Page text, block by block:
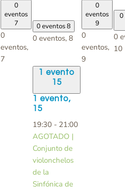
0
eventos
7
0
eventos,
7
0 eventos8
0 eventos, 8
0
eventos
9
0
eventos,
9
0
0
10
1 evento
15
1 evento,
15
19:30 - 21:00
AGOTADO |
Conjunto de
violonchelos
de la
Sinfónica de